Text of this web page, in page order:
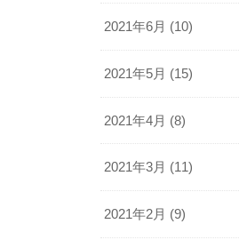
2021年6月 (10)
2021年5月 (15)
2021年4月 (8)
2021年3月 (11)
2021年2月 (9)